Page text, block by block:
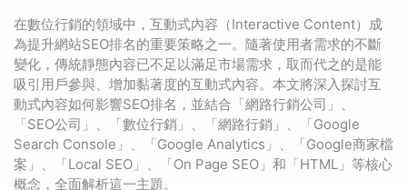
在數位行銷的領域中，互動式內容（Interactive Content）成
為提升網站SEO排名的重要策略之一。隨著使用者需求的不斷
變化，傳統靜態內容已不足以滿足市場需求，取而代之的是能
吸引用戶參與、增加黏著度的互動式內容。本文將深入探討互
動式內容如何影響SEO排名，並結合「網路行銷公司」、
「SEO公司」、「數位行銷」、「網路行銷」、「Google
Search Console」、「Google Analytics」、「Google商家檔
案」、「Local SEO」、「On Page SEO」和「HTML」等核心
概念，全面解析這一主題。